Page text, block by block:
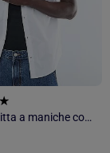
Camicia dritta a maniche corte